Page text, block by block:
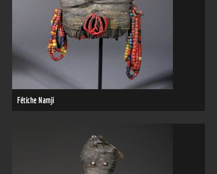
Fétiche Namji